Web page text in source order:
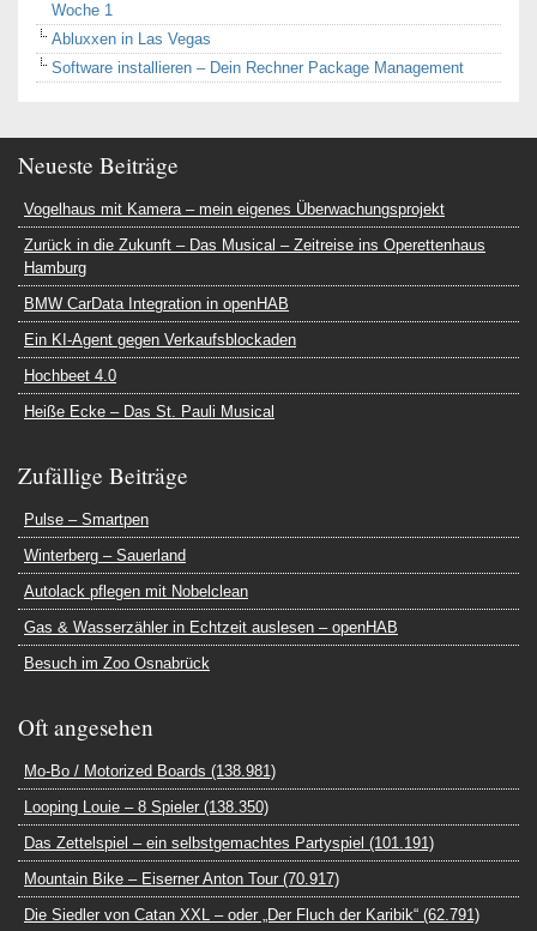
Woche 1
Abluxxen in Las Vegas
Software installieren – Dein Rechner Package Management
Neueste Beiträge
Vogelhaus mit Kamera – mein eigenes Überwachungsprojekt
Zurück in die Zukunft – Das Musical – Zeitreise ins Operettenhaus
Hamburg
BMW CarData Integration in openHAB
Ein KI-Agent gegen Verkaufsblockaden
Hochbeet 4.0
Heiße Ecke – Das St. Pauli Musical
Zufällige Beiträge
Pulse – Smartpen
Winterberg – Sauerland
Autolack pflegen mit Nobelclean
Gas & Wasserzähler in Echtzeit auslesen – openHAB
Besuch im Zoo Osnabrück
Oft angesehen
Mo-Bo / Motorized Boards (138.981)
Looping Louie – 8 Spieler (138.350)
Das Zettelspiel – ein selbstgemachtes Partyspiel (101.191)
Mountain Bike – Eiserner Anton Tour (70.917)
Die Siedler von Catan XXL – oder „Der Fluch der Karibik“ (62.791)